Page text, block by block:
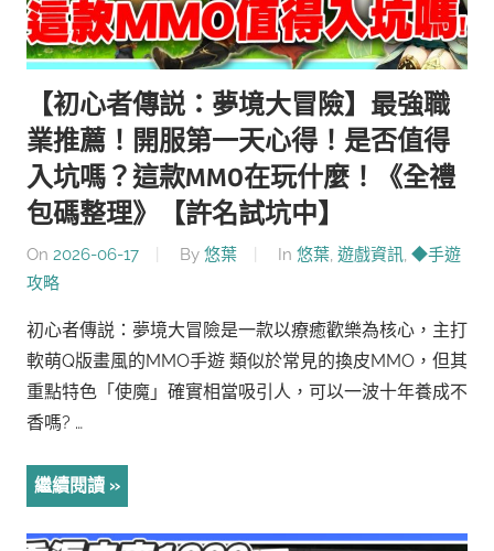
【初心者傳説：夢境大冒險】最強職
業推薦！開服第一天心得！是否值得
入坑嗎？這款MMO在玩什麼！《全禮
包碼整理》【許名試坑中】
On 2026-06-17 By 悠葉 In 悠葉, 遊戲資訊, ◆手遊
攻略
初心者傳説：夢境大冒險是一款以療癒歡樂為核心，主打
軟萌Q版畫風的MMO手遊 類似於常見的換皮MMO，但其
重點特色「使魔」確實相當吸引人，可以一波十年養成不
香嗎? …
繼續閱讀